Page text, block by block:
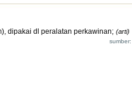
dipakai dl peralatan perkawinan; (arti)